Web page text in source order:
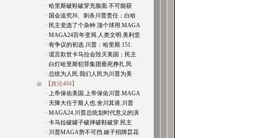
· 哈里斯破鞋破穿充脸面.不可能获
· 国会追究J6、刺杀川普责任；白哈
· 民主党选了个杂种.顶个球用.MAGA
· MAGA24百年变局.人类文明.美利坚
· 有争议的初选.川普：哈里斯.151:
· 谎言欺世卡马拉会毁灭美国；民主
· 白灯哈里斯犯罪集团垂死挣扎.民
· 总统为人民.我们人民为川普为美
【政论404】
· 上帝保佑美国.上帝保佑川普.MAGA
· 天降大任于斯人也.舍川其谁.川普
· MAGA24.川普总统划时代意义的演
· 卡马拉破罐子破摔破鞋破穿.民主
· 川普MAGA势不可挡.婊子招牌昙花